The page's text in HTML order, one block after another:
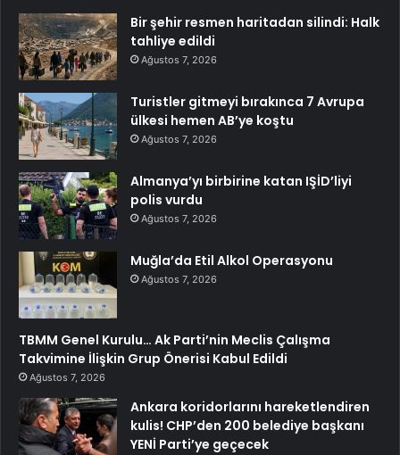
Bir şehir resmen haritadan silindi: Halk
tahliye edildi
Ağustos 7, 2026
Turistler gitmeyi bırakınca 7 Avrupa
ülkesi hemen AB’ye koştu
Ağustos 7, 2026
Almanya’yı birbirine katan IŞİD’liyi
polis vurdu
Ağustos 7, 2026
Muğla’da Etil Alkol Operasyonu
Ağustos 7, 2026
TBMM Genel Kurulu… Ak Parti’nin Meclis Çalışma
Takvimine İlişkin Grup Önerisi Kabul Edildi
Ağustos 7, 2026
Ankara koridorlarını hareketlendiren
kulis! CHP’den 200 belediye başkanı
YENİ Parti’ye geçecek